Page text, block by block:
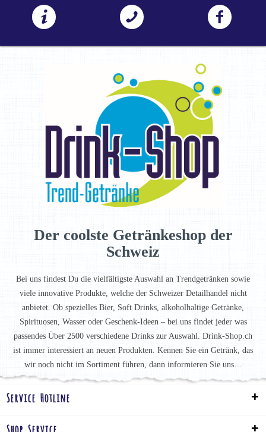
Der coolste Getränkeshop der
Schweiz
Bei uns findest Du die vielfältigste Auswahl an Trendgetränken sowie
viele innovative Produkte, welche der Schweizer Detailhandel nicht
anbietet. Ob spezielles Bier, Soft Drinks, alkoholhaltige Getränke,
Spirituosen, Wasser oder Geschenk-Ideen – bei uns findet jeder was
passendes Über 2500 verschiedene Drinks zur Auswahl. Drink-Shop.ch
ist immer interessiert an neuen Produkten. Kennen Sie ein Getränk, das
wir noch nicht im Sortiment führen, dann informieren Sie uns…
Service Hotline
Shop Service